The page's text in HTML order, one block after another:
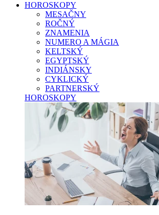
HOROSKOPY
MESAČNY
ROČNÝ
ZNAMENIA
NUMERO A MÁGIA
KELTSKÝ
EGYPTSKÝ
INDIÁNSKY
CYKLICKÝ
PARTNERSKÝ
HOROSKOPY